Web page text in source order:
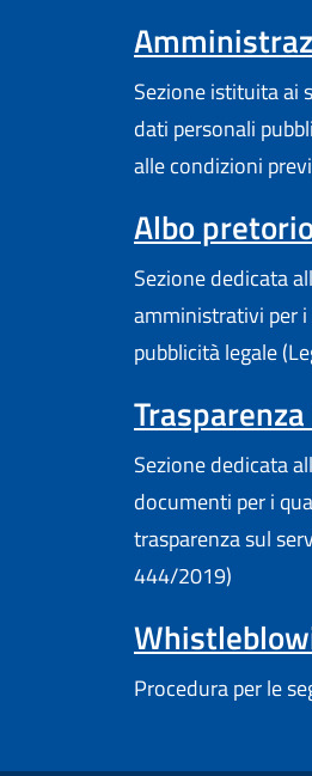
Sezione istituita ai
dati personali
alle condizioni
Albo
Sezione dedicata
amministrativi per
pubblicità legale
Sezione dedicata
documenti per i
trasparenza sul
444/2019)
Procedura per le